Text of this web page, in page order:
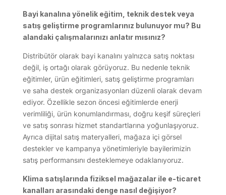
Bayi kanalına yönelik eğitim, teknik destek veya
satış geliştirme programlarınız bulunuyor mu? Bu
alandaki çalışmalarınızı anlatır mısınız?
Distribütör olarak bayi kanalını yalnızca satış noktası
değil, iş ortağı olarak görüyoruz. Bu nedenle teknik
eğitimler, ürün eğitimleri, satış geliştirme programları
ve saha destek organizasyonları düzenli olarak devam
ediyor. Özellikle sezon öncesi eğitimlerde enerji
verimliliği, ürün konumlandırması, doğru keşif süreçleri
ve satış sonrası hizmet standartlarına yoğunlaşıyoruz.
Ayrıca dijital satış materyalleri, mağaza içi görsel
destekler ve kampanya yönetimleriyle bayilerimizin
satış performansını desteklemeye odaklanıyoruz.
Klima satışlarında fiziksel mağazalar ile e-ticaret
kanalları arasındaki denge nasıl değişiyor?